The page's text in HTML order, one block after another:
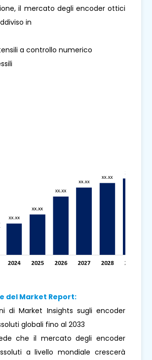
il mercato degli encoder ottici
in
a controllo numerico
del Market Report:
di Market Insights sugli encoder
globali fino al 2033
che il mercato degli encoder
a livello mondiale crescerà